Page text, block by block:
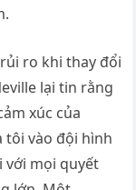
ro khi thay đổi
lại tin rằng
xúc của
tôi vào đội hình
với mọi quyết